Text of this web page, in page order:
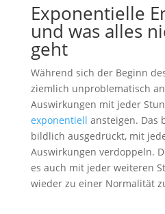
Exponentielle
und was alles
geht
Während sich der Beginn
ziemlich unproblematisch
Auswirkungen mit jeder
exponentiell ansteigen. Das
bildlich ausgedrückt, mit
Auswirkungen verdoppeln.
es auch mit jeder weiteren
wieder zu einer Normalität